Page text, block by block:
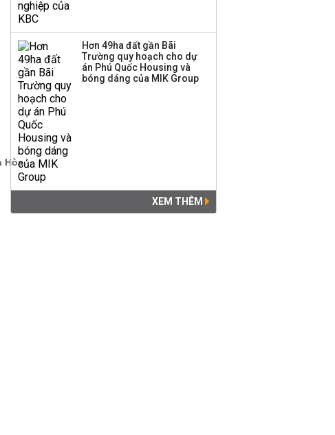
Hơn 49ha đất gần Bãi
Trường quy hoạch cho dự
án Phú Quốc Housing và
bóng dáng của MIK Group
XEM THÊM